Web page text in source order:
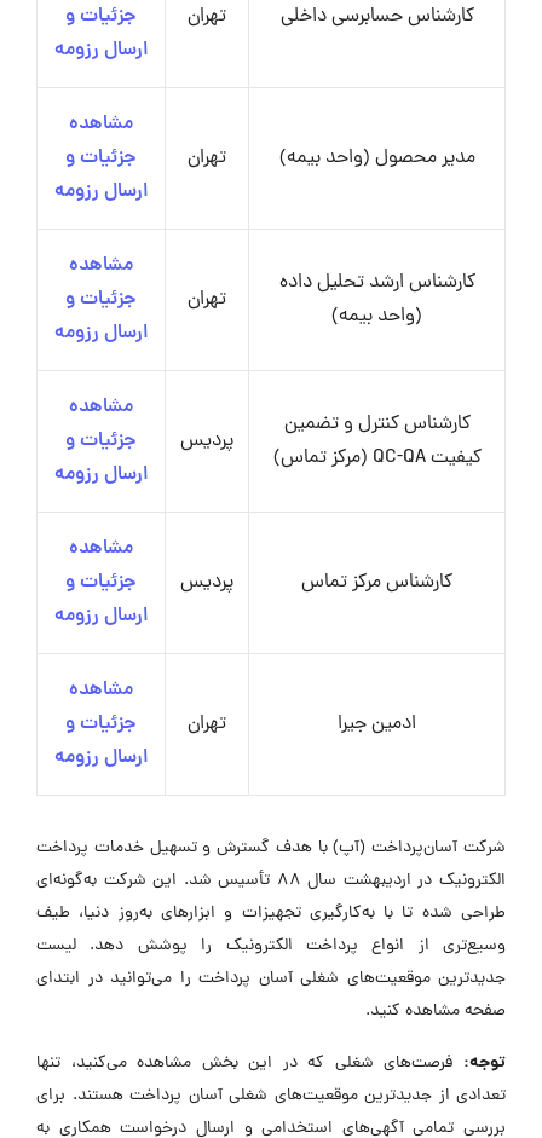
کارشناس حسابرسی داخلی تهران
جزئیات و
ارسال رزومه
مدیر محصول (واحد بیمه) تهران
مشاهده
جزئیات و
ارسال رزومه
کارشناس ارشد تحلیل داده
(واحد بیمه)
تهران
مشاهده
جزئیات و
ارسال رزومه
کارشناس کنترل و تضمین
کیفیت QC-QA (مرکز تماس)
پردیس
مشاهده
جزئیات و
ارسال رزومه
کارشناس مرکز تماس پردیس
مشاهده
جزئیات و
ارسال رزومه
ادمین جیرا تهران
مشاهده
جزئیات و
ارسال رزومه
شرکت آسان‌پرداخت (آپ) با هدف گسترش و تسهیل خدمات پرداخت
الکترونیک در اردیبهشت سال ۸۸ تأسیس شد. این شرکت به‌گونه‌ای
طراحی شده تا با به‌کارگیری تجهیزات و ابزارهای به‌روز دنیا، طیف
وسیع‌تری از انواع پرداخت الکترونیک را پوشش دهد. لیست
جدیدترین موقعیت‌های شغلی آسان پرداخت را می‌توانید در ابتدای
صفحه مشاهده کنید.
توجه: فرصت‌های شغلی که در این بخش مشاهده می‌کنید، تنها
تعدادی از جدیدترین موقعیت‌های شغلی آسان پرداخت هستند. برای
بررسی تمامی آگهی‌های استخدامی و ارسال درخواست همکاری به